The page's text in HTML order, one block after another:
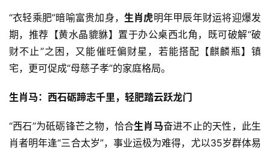
“衣轻乘肥”暗喻富贵加身， 生肖虎明年甲辰年财运将迎爆发
期，推荐【黄水晶貔貅】置于办公桌西北角，既可破解“破
财不止”之困，又能催旺偏财星，若能搭配【麒麟瓶】镇
宅，更可促成“母慈子孝”的家庭格局。
生肖马：西石砺蹄志千里，轻肥踏云跃龙门
“西石”为砥砺锋芒之物，恰合生肖马奋进不止的天性，此生
肖者明年逢“三合太岁”，事业运极为难得，尤以35岁群体易